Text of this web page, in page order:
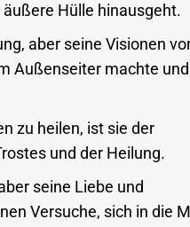
Hülle hinausgeht.
aber seine Visionen
Außenseiter machte
zu heilen, ist sie der
und der Heilung.
seine Liebe und
Versuche, sich in die